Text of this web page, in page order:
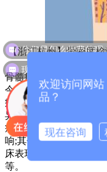
【浙江杭州】骨密度
骨髓瘤是什么?
今天骨密度分析仪小编
病。肿瘤细胞最初来源
异常增殖伴单克隆免疫
瘤细胞就像“飞蛾”，可
响;其他包括肋骨、骨
床表现，其他表现包括
等。
现在有优惠活动么？
欢迎访问网
品？
现在咨询